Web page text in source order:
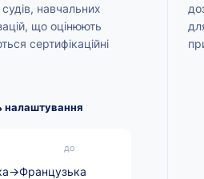
навчальних
що оцінюють
сертифікаційні
налаштування
до
→Французька